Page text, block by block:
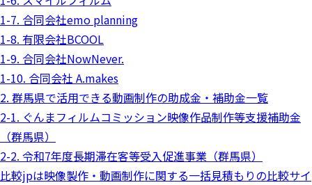
1-7. 合同会社emo planning
1-8. 有限会社BCOOL
1-9. 合同会社NowNever.
1-10. 合同会社 A.makes
2. 群馬県で活用できる動画制作の助成金・補助金一覧
2-1. ぐんまフィルムコミッション映像作品制作等支援補助金
（群馬県）
2-2. 令和7年度長期滞在客等受入促進事業（群馬県）
比較jpは映像製作・動画制作に関する一括見積もりの比較サイ